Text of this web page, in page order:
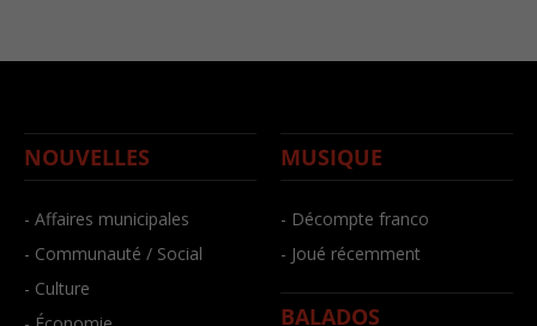
NOUVELLES
- Affaires municipales
- Communauté / Social
- Culture
MUSIQUE
- Décompte franco
- Joué récemment
BALADOS